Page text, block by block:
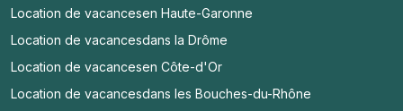
Location de vacancesen Haute-Garonne
Location de vacancesdans la Drôme
Location de vacancesen Côte-d'Or
Location de vacancesdans les Bouches-du-Rhône